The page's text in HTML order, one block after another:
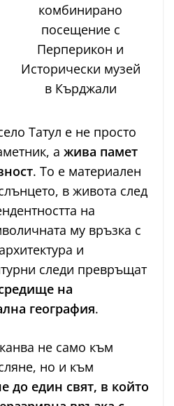
комбинирано
посещение с
Перперикон и
Исторически музей
в Кърджали
Татул е не просто
а жива памет
. То е материален
в живота след
на
му връзка с
и
следи превръщат
на
география.
не само към
но и към
до един свят, в който